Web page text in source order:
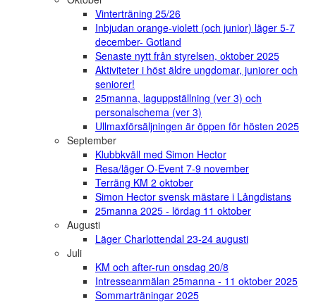
Vinterträning 25/26
Inbjudan orange-violett (och junior) läger 5-7
december- Gotland
Senaste nytt från styrelsen, oktober 2025
Aktiviteter i höst äldre ungdomar, juniorer och
seniorer!
25manna, laguppställning (ver 3) och
personalschema (ver 3)
Ullmaxförsäljningen är öppen för hösten 2025
September
Klubbkväll med Simon Hector
Resa/läger O-Event 7-9 november
Terräng KM 2 oktober
Simon Hector svensk mästare i Långdistans
25manna 2025 - lördag 11 oktober
Augusti
Läger Charlottendal 23-24 augusti
Juli
KM och after-run onsdag 20/8
Intresseanmälan 25manna - 11 oktober 2025
Sommarträningar 2025